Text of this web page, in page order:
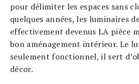
pour délimiter les espaces sans
quelques années, les luminaires
effectivement devenus LA pièce
bon aménagement intérieur. Le
seulement fonctionnel, il sert
décor.